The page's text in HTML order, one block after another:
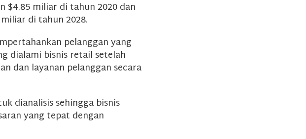
$4.85 miliar di tahun 2020 dan
di tahun 2028.
pelanggan yang
dialami bisnis retail setelah
dan layanan pelanggan secara
dianalisis sehingga bisnis
yang tepat dengan